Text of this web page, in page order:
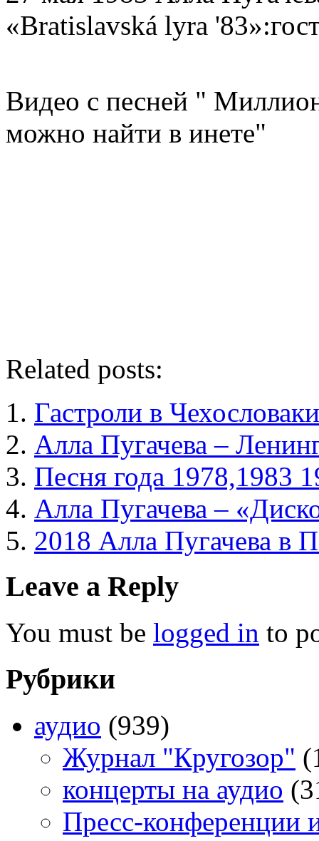
«Bratislavská lyra
Видео с песней "
можно найти в инете"
Related posts:
Гастроли в
Алла Пугачева –
Песня года 1978,1983
Алла Пугачева –
2018 Алла Пугачева в
Leave a Reply
You must be logged in to
Рубрики
аудио (939)
Журнал "Кругозор"
концерты на аудио
Пресс-конференции